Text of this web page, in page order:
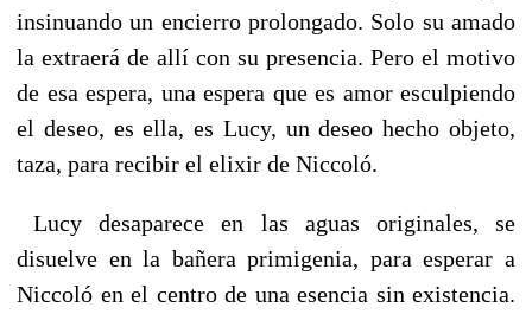
insinuando un encierro prolongado. Solo su amado
la extraerá de allí con su presencia. Pero el motivo
de esa espera, una espera que es amor esculpiendo
el deseo, es ella, es Lucy, un deseo hecho objeto,
taza, para recibir el elixir de Niccoló.
Lucy desaparece en las aguas originales, se
disuelve en la bañera primigenia, para esperar a
Niccoló en el centro de una esencia sin existencia.